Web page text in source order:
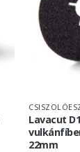
Lavacut
22mm